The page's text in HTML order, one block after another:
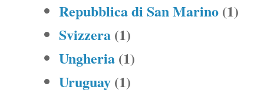
Repubblica di San Marino (1)
Svizzera (1)
Ungheria (1)
Uruguay (1)